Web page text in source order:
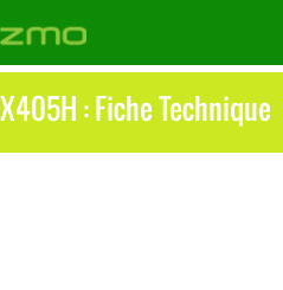
: Fiche Technique